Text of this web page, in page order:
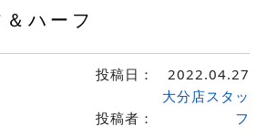
ハーフ
投稿日： 2022.04.27
投稿者：
大分店スタッ
フ